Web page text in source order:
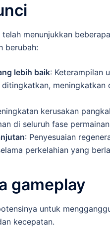
menunjukkan
berubah:
lebih baik: Keterampilan
kerusakan
di seluruh fase
: Penyesuaian
perkelahian yang
gameplay
untuk
kecepatan.